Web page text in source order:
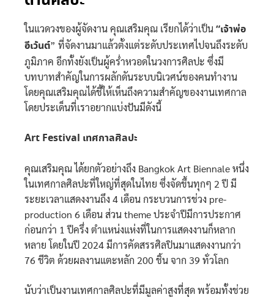
ในแวดวงของผู้จัดงาน คุณเสริมคุณ เรียกได้ว่าเป็น“เจ้าพ่อ
อีเว้นต์” ที่จัดงานมาแล้วตั้งแต่ระดับประเทศไปจนถึงระดับ
ภูมิภาค อีกทั้งยังเป็นผู้คร่ำหวอดในวงการศิลปะ ซึ่งมี
บทบาทสำคัญในการผลักดันระบบนิเวศน์ของคนทำงาน
โดยคุณเสริมคุณได้ชี้ให้เห็นถึงความสำคัญของงานเทศกาล
โดยประเด็นที่เราอยากแบ่งปันมีดังนี้
Art Festival เทศกาลศิลปะ
คุณเสริมคุณ ได้ยกตัวอย่างถึง Bangkok Art Biennale หนึ่ง
ในเทศกาลศิลปะที่ใหญ่ที่สุดในไทย ซึ่งจัดขึ้นทุกๆ 2 ปี มี
ระยะเวลาแสดงงานถึง 4 เดือน กระบวนการช่วง pre-
production 6 เดือน ส่วน theme ประจำปีมีการประกาศ
ก่อนกว่า 1 ปีครึ่ง ตำแหน่งแห่งที่ในการแสดงงานก็หลาก
หลาย โดยในปี 2024 มีการคัดสรรศิลปินมาแสดงงานกว่า
76 ชีวิต ด้วยผลงานแตะหลัก 200 ชิ้น จาก 39 ทั่วโลก
นับว่าเป็นงานเทศกาลศิลปะที่มีมูลค่าสูงที่สุด พร้อมทั้งช่วย